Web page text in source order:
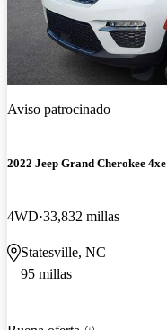
Aviso patrocinado
2022 Jeep Grand Cherokee 4xe
4WD 33,832 millas
Statesville, NC
95 millas